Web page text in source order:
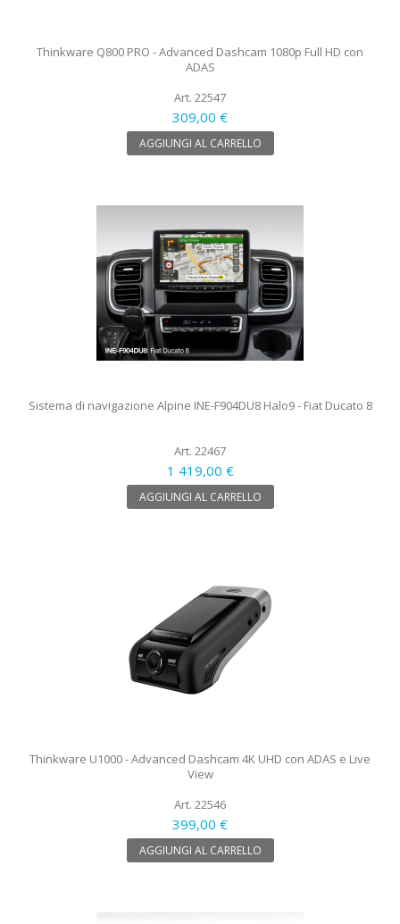
Thinkware Q800 PRO - Advanced Dashcam 1080p Full HD con
ADAS
Art. 22547
309,00 €
AGGIUNGI AL CARRELLO
Sistema di navigazione Alpine INE-F904DU8 Halo9 - Fiat Ducato 8
Art. 22467
1 419,00 €
AGGIUNGI AL CARRELLO
Thinkware U1000 - Advanced Dashcam 4K UHD con ADAS e Live
View
Art. 22546
399,00 €
AGGIUNGI AL CARRELLO